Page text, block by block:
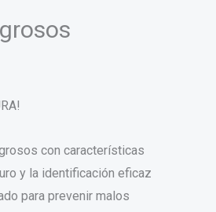
con características
y la identificación eficaz
para prevenir malos